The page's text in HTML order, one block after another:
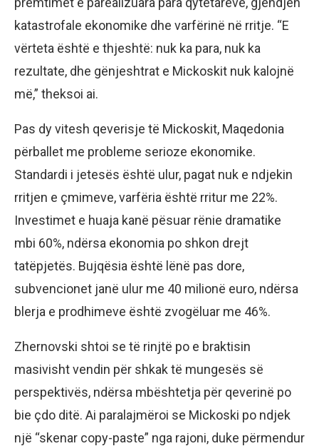
katastrofale ekonomike dhe varfërinë në rritje. “E
vërteta është e thjeshtë: nuk ka para, nuk ka
rezultate, dhe gënjeshtrat e Mickoskit nuk kalojnë
më,” theksoi ai.
Pas dy vitesh qeverisje të Mickoskit, Maqedonia
përballet me probleme serioze ekonomike.
Standardi i jetesës është ulur, pagat nuk e ndjekin
rritjen e çmimeve, varfëria është rritur me 22%.
Investimet e huaja kanë pësuar rënie dramatike
mbi 60%, ndërsa ekonomia po shkon drejt
tatëpjetës. Bujqësia është lënë pas dore,
subvencionet janë ulur me 40 milionë euro, ndërsa
blerja e prodhimeve është zvogëluar me 46%.
Zhernovski shtoi se të rinjtë po e braktisin
masivisht vendin për shkak të mungesës së
perspektivës, ndërsa mbështetja për qeverinë po
bie çdo ditë. Ai paralajmëroi se Mickoski po ndjek
një “skenar copy-paste” nga rajoni, duke përmendur